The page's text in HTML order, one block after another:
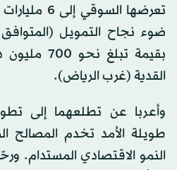
تعرضها
ضوء نجاح التمويل
بقيمة تبلغ
القدية (غرب الرياض).
وأعربا عن تطلعهما إلى
طويلة الأمد تخدم المصالح
النمو الاقتصادي المستدام.